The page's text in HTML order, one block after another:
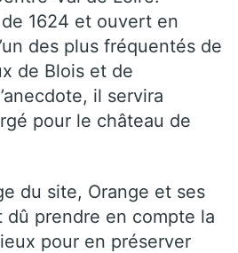
1624 et ouvert en
des plus fréquentés de
de Blois et de
il servira
pour le château de
du site, Orange et ses
prendre en compte la
pour en préserver